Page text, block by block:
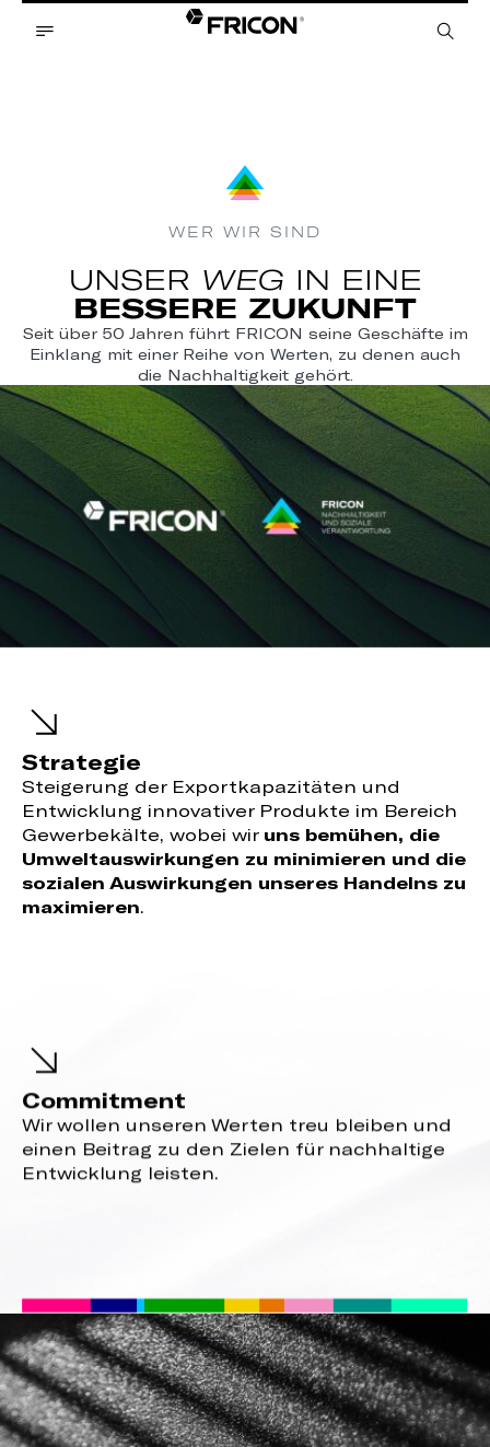
WER WIR SIND
UNSER WEG IN EINE
BESSERE ZUKUNFT
Seit über 50 Jahren führt FRICON seine Geschäfte im
Einklang mit einer Reihe von Werten, zu denen auch
die Nachhaltigkeit gehört.
Strategie
Steigerung der Exportkapazitäten und
Entwicklung innovativer Produkte im Bereich
Gewerbekälte, wobei wir uns bemühen, die
Umweltauswirkungen zu minimieren und die
sozialen Auswirkungen unseres Handelns zu
maximieren
Commitment
Wir wollen unseren Werten treu bleiben und
einen Beitrag zu den Zielen für nachhaltige
Entwicklung leisten.